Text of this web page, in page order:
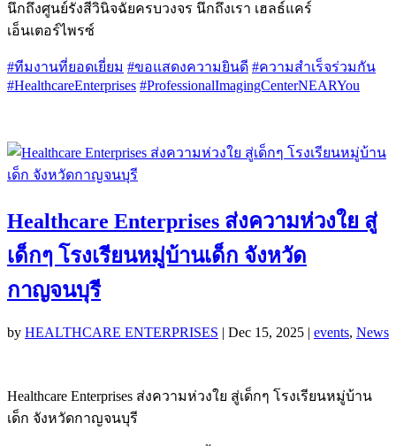
นึกถึงศูนย์รังสีวินิจฉัยครบวงจร นึกถึงเรา เฮลธ์แคร์
เอ็นเตอร์ไพรซ์
#ทีมงานที่ยอดเยี่ยม #ขอแสดงความยินดี #ความสำเร็จร่วมกัน
#HealthcareEnterprises #ProfessionalImagingCenterNEARYou
Healthcare Enterprises ส่งความห่วงใย สู่
เด็กๆ โรงเรียนหมู่บ้านเด็ก จังหวัด
กาญจนบุรี
by HEALTHCARE ENTERPRISES | Dec 15, 2025 | events, News
Healthcare Enterprises ส่งความห่วงใย สู่เด็กๆ โรงเรียนหมู่บ้าน
เด็ก จังหวัดกาญจนบุรี